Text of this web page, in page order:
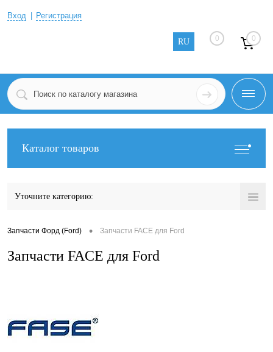
Вход Регистрация
RU 0 0
Каталог товаров
Уточните категорию:
Запчасти Форд (Ford) • Запчасти FACE для Ford
Запчасти FACE для Ford